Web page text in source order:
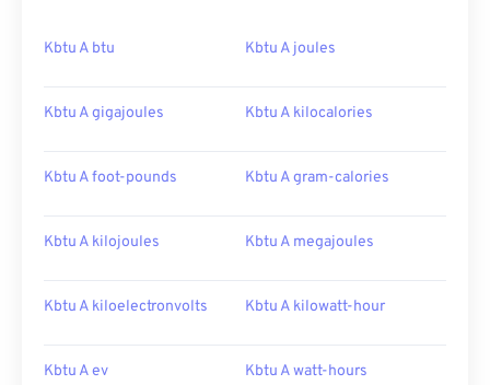
Kbtu A btu Kbtu A joules
Kbtu A gigajoules Kbtu A kilocalories
Kbtu A foot-pounds Kbtu A gram-calories
Kbtu A kilojoules Kbtu A megajoules
Kbtu A kiloelectronvolts Kbtu A kilowatt-hour
Kbtu A ev Kbtu A watt-hours